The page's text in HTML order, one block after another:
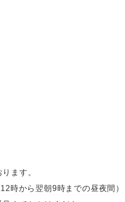
ます。
時から翌朝9時までの昼夜間）